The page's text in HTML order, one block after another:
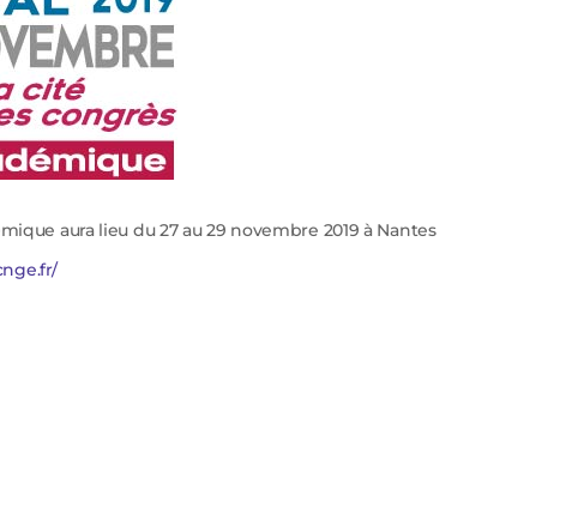
aura lieu du 27 au 29 novembre 2019 à Nantes